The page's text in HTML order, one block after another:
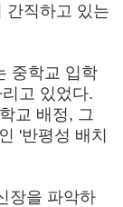
간직하고 있는
중학교 입학
고 있었다.
교 배정, 그
'반평성 배치
장을 파악하